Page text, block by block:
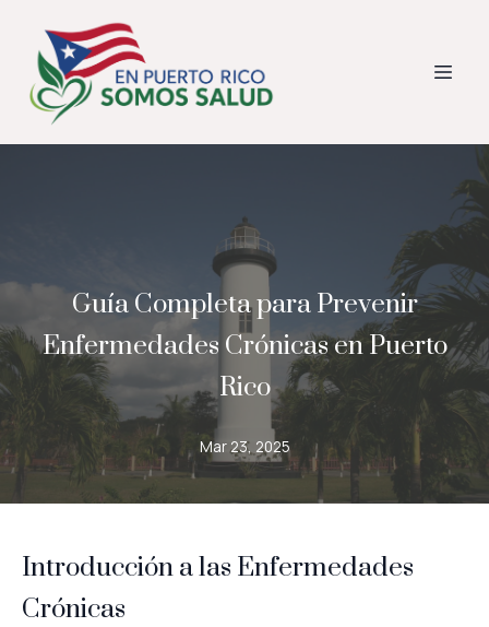
Guía Completa para Prevenir
Enfermedades Crónicas en Puerto
Rico
Mar 23, 2025
Introducción a las Enfermedades
Crónicas